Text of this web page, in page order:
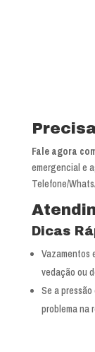
Fale agora
emergencial e
Telefone/
Dicas
Vazamentos
vedação ou
Se a
problema na